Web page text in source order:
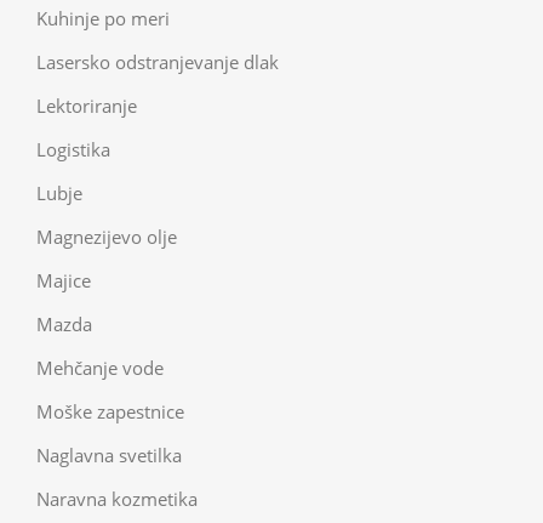
Kuhinje po meri
Lasersko odstranjevanje dlak
Lektoriranje
Logistika
Lubje
Magnezijevo olje
Majice
Mazda
Mehčanje vode
Moške zapestnice
Naglavna svetilka
Naravna kozmetika